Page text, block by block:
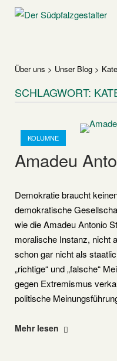
SkipHome
Über uns > Unser Blog >
SCHLAGWORT:
KOLUMNE
Open post
Amadeu
Demokratie braucht
demokratische
wie die Amadeu Antonio
moralische Instanz, nicht
schon gar nicht als
„richtige“ und „falsche“
gegen Extremismus
politische
"Amadeu
Mehr lesen